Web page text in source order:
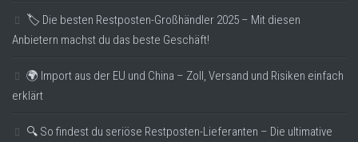
🏷️ Die besten Restposten-Großhändler 2025 – Mit diesen
Anbietern machst du das beste Geschäft!
🌍 Import aus der EU und China – Zoll, Versand und Risiken einfach
erklärt
🔍 So findest du seriöse Restposten-Lieferanten – Die ultimative